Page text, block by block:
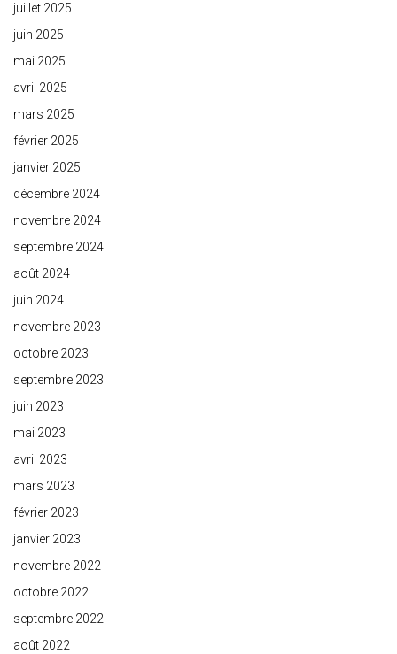
juillet 2025
juin 2025
mai 2025
avril 2025
mars 2025
février 2025
janvier 2025
décembre 2024
novembre 2024
septembre 2024
août 2024
juin 2024
novembre 2023
octobre 2023
septembre 2023
juin 2023
mai 2023
avril 2023
mars 2023
février 2023
janvier 2023
novembre 2022
octobre 2022
septembre 2022
août 2022